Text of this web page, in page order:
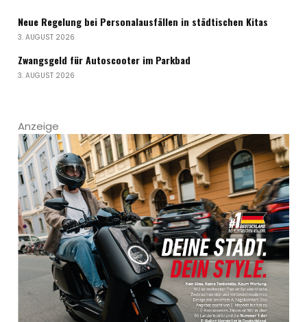
Neue Regelung bei Personalausfällen in städtischen Kitas
3. AUGUST 2026
Zwangsgeld für Autoscooter im Parkbad
3. AUGUST 2026
Anzeige